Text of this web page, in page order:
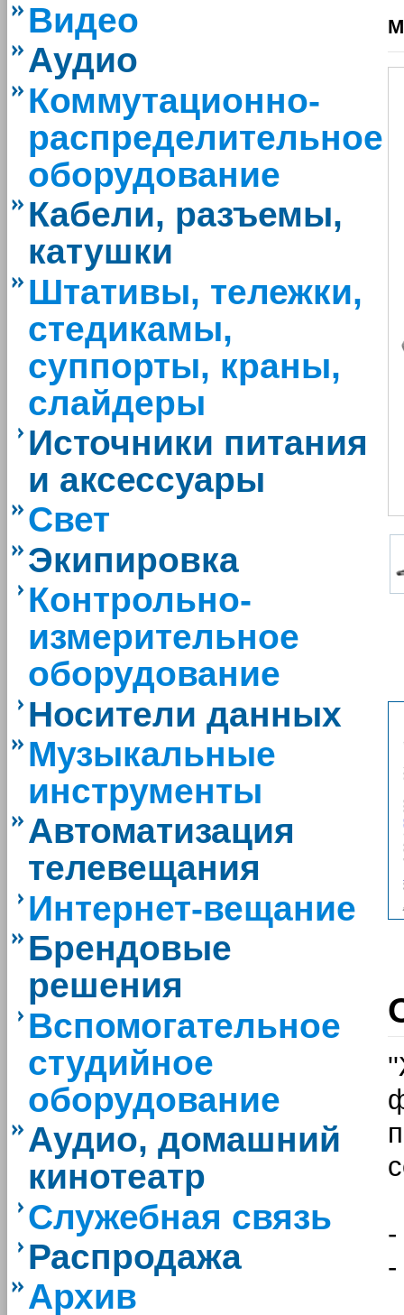
Видео
Аудио
Коммутационно-
распределительное
оборудование
Кабели, разъемы,
катушки
Штативы, тележки,
стедикамы,
суппорты, краны,
слайдеры
Источники питания
и аксессуары
Свет
Экипировка
Контрольно-
измерительное
оборудование
Носители данных
Музыкальные
инструменты
Автоматизация
телевещания
Интернет-вещание
Брендовые
решения
Вспомогательное
студийное
оборудование
Аудио, домашний
кинотеатр
Служебная связь
Распродажа
Архив
-
-